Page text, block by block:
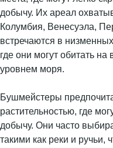
добычу. Их ареал
Колумбия, Венесуэла,
встречаются в
где они могут обитать
уровнем моря.
Бушмейстеры
растительностью, где
добычу. Они часто
такими как реки и ручьи,